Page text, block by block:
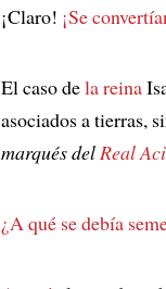
¡Claro! ¡Se
El caso dela reina
asociados a tierras,
marqués del Real
¿A qué se debía